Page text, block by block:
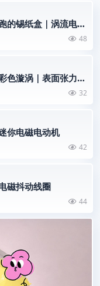
的锡纸盒｜涡流电磁
48
色漩涡｜表面张力流
32
你电磁电动机
42
磁抖动线圈
44